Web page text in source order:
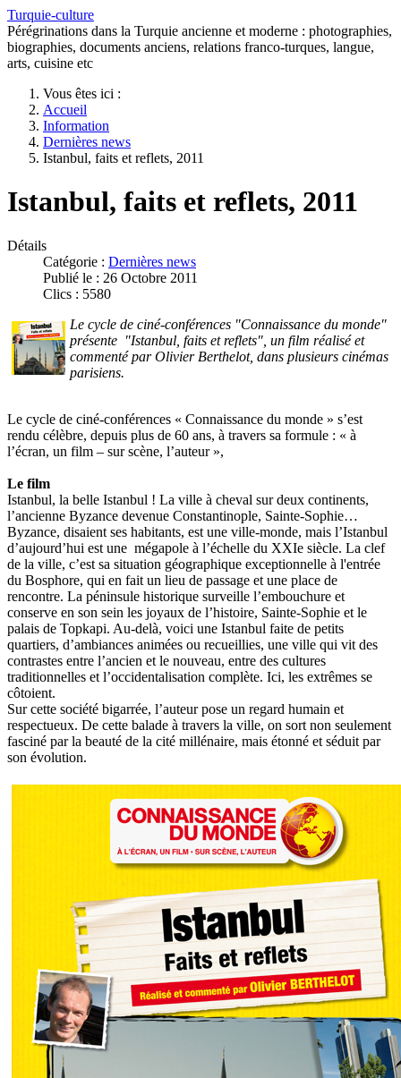
Turquie-culture
Pérégrinations dans la Turquie ancienne et moderne : photographies,
biographies, documents anciens, relations franco-turques, langue,
arts, cuisine etc
Vous êtes ici :
Accueil
Information
Dernières news
Istanbul, faits et reflets, 2011
Istanbul, faits et reflets, 2011
Détails
Catégorie : Dernières news
Publié le : 26 Octobre 2011
Clics : 5580
Le cycle de ciné-conférences "Connaissance du monde"
présente "Istanbul, faits et reflets", un film réalisé et
commenté par Olivier Berthelot, dans plusieurs cinémas
parisiens.
Le cycle de ciné-conférences « Connaissance du monde » s’est
rendu célèbre, depuis plus de 60 ans, à travers sa formule : « à
l’écran, un film – sur scène, l’auteur »,
Le film
Istanbul, la belle Istanbul ! La ville à cheval sur deux continents,
l’ancienne Byzance devenue Constantinople, Sainte-Sophie…
Byzance, disaient ses habitants, est une ville-monde, mais l’Istanbul
d’aujourd’hui est une mégapole à l’échelle du XXIe siècle. La clef
de la ville, c’est sa situation géographique exceptionnelle à l'entrée
du Bosphore, qui en fait un lieu de passage et une place de
rencontre. La péninsule historique surveille l’embouchure et
conserve en son sein les joyaux de l’histoire, Sainte-Sophie et le
palais de Topkapi. Au-delà, voici une Istanbul faite de petits
quartiers, d’ambiances animées ou recueillies, une ville qui vit des
contrastes entre l’ancien et le nouveau, entre des cultures
traditionnelles et l’occidentalisation complète. Ici, les extrêmes se
côtoient.
Sur cette société bigarrée, l’auteur pose un regard humain et
respectueux. De cette balade à travers la ville, on sort non seulement
fasciné par la beauté de la cité millénaire, mais étonné et séduit par
son évolution.